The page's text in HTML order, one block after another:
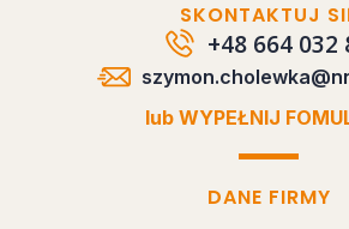
DANE FIRMY
SKONTAKTUJ
+48 664 032
lub WYPEŁNIJ